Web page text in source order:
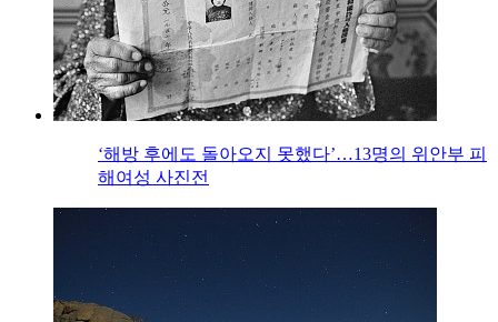
‘해방 후에도 돌아오지 못했다’…13명의 위안부 피
해여성 사진전